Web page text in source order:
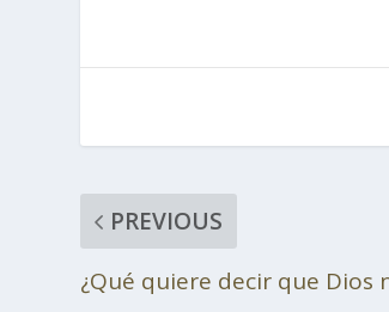
PREVIOUS
¿Qué quiere decir que Dios